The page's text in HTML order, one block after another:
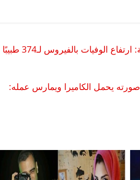
د.علي فليفل ود.وائل حمدي.. طبيبان جديد يرحلان بكورونا.. والنقابة: ارتفاع الوفيات بالفيروس لـ374 طبيبًا
يحمل الكاميرا ويمارس عمله: